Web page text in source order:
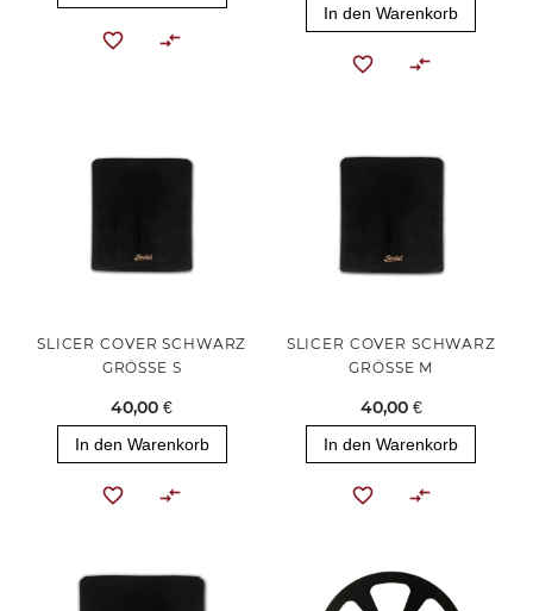
In den Warenkorb
SLICER COVER SCHWARZ
GRÖSSE S
40,00 €
In den Warenkorb
SLICER COVER SCHWARZ
GRÖSSE M
40,00 €
In den Warenkorb